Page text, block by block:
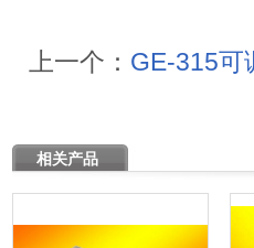
上一个： GE-315可
相关产品